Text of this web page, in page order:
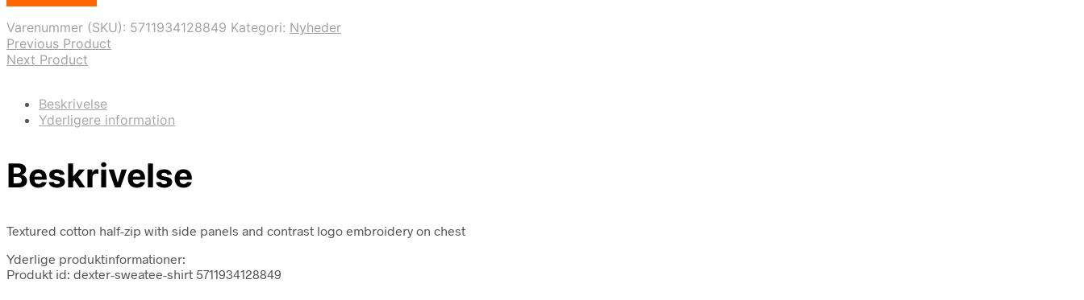
Varenummer (SKU): 5711934128849 Kategori: Nyheder
Previous Product
Next Product
Beskrivelse
Yderligere information
Beskrivelse
Textured cotton half-zip with side panels and contrast logo embroidery on chest
Yderlige produktinformationer:
Produkt id: dexter-sweatee-shirt 5711934128849